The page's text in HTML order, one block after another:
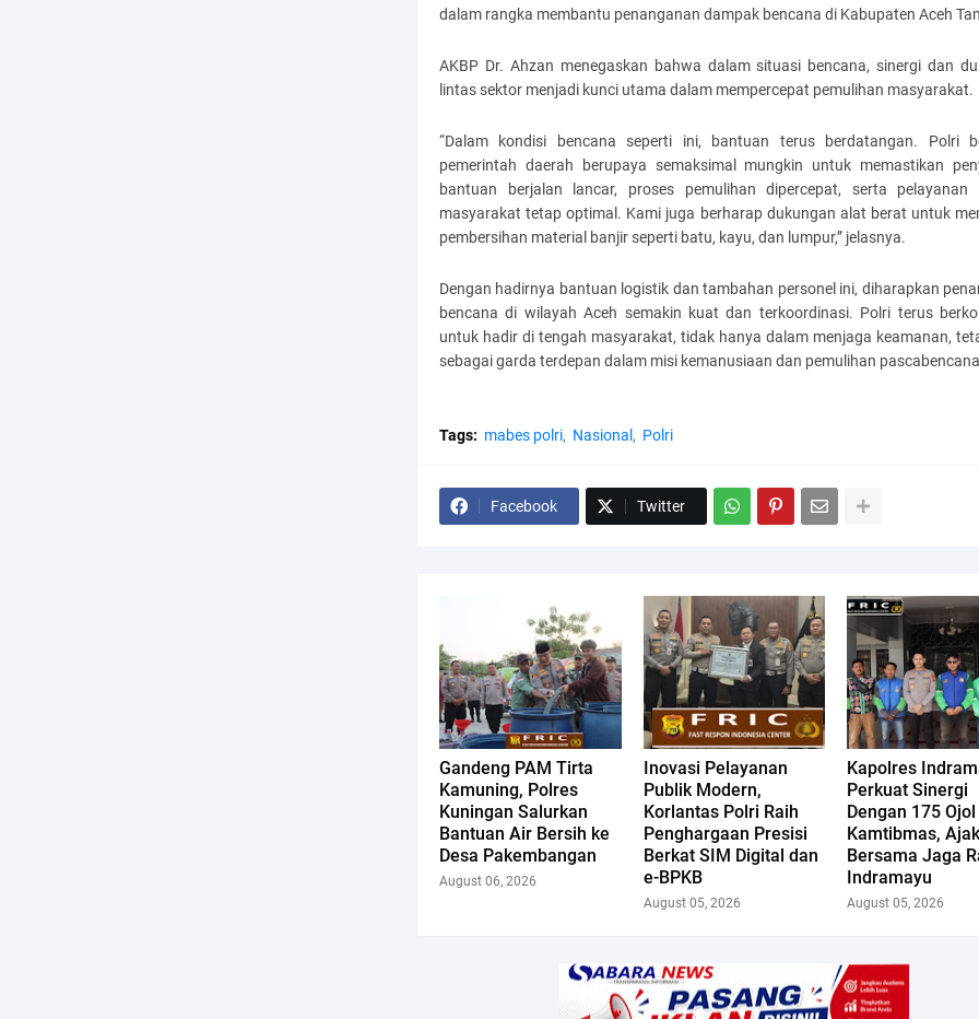
dalam rangka membantu penanganan dampak bencana di Kabupaten Aceh
AKBP Dr. Ahzan menegaskan bahwa dalam situasi bencana, sinergi dan
lintas sektor menjadi kunci utama dalam mempercepat pemulihan masyarakat.
“Dalam kondisi bencana seperti ini, bantuan terus berdatangan. Polri
pemerintah daerah berupaya semaksimal mungkin untuk memastikan
bantuan berjalan lancar, proses pemulihan dipercepat, serta pelayanan
masyarakat tetap optimal. Kami juga berharap dukungan alat berat untuk
pembersihan material banjir seperti batu, kayu, dan lumpur,” jelasnya.
Dengan hadirnya bantuan logistik dan tambahan personel ini, diharapkan
bencana di wilayah Aceh semakin kuat dan terkoordinasi. Polri terus
untuk hadir di tengah masyarakat, tidak hanya dalam menjaga keamanan,
sebagai garda terdepan dalam misi kemanusiaan dan pemulihan
Tags: mabes polri Nasional Polri
Facebook Twitter
Gandeng PAM Tirta
Kamuning, Polres
Kuningan Salurkan
Bantuan Air Bersih ke
Desa Pakembangan
August 06, 2026
Inovasi Pelayanan
Publik Modern,
Korlantas Polri Raih
Penghargaan Presisi
Berkat SIM Digital dan
e-BPKB
August 05, 2026
Kapolres
Perkuat Sinergi
Dengan 175 Ojol
Kamtibmas,
Bersama Jaga
Indramayu
August 05, 2026